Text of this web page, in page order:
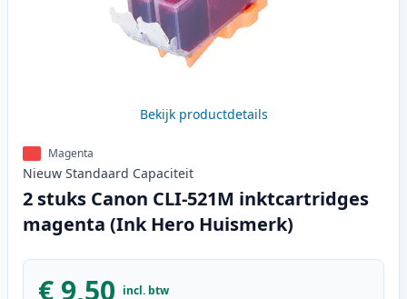
Bekijk productdetails
Magenta
Nieuw Standaard Capaciteit
2 stuks Canon CLI-521M inktcartridges
magenta (Ink Hero Huismerk)
€ 9,50 incl. btw